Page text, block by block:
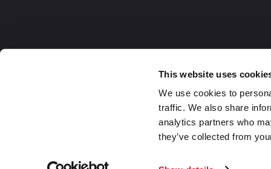
This website uses
We use cookies to
traffic. We also share
analytics partners who
they’ve collected from
2026 Daklapack Group. Alle